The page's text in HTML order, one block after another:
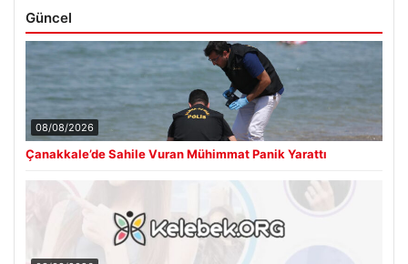
Güncel
08/08/2026
Çanakkale’de Sahile Vuran Mühimmat Panik Yarattı